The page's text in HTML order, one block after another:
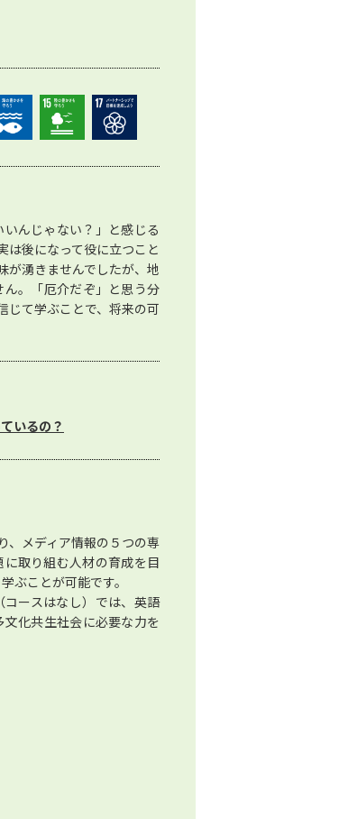
んじゃない？」と感じる
は後になって役に立つこと
が湧きませんでしたが、地
。「厄介だぞ」と思う分
じて学ぶことで、将来の可
いるの？
、メディア情報の５つの専
取り組む人材の育成を目
ぶことが可能です。
ースはなし）では、英語
化共生社会に必要な力を